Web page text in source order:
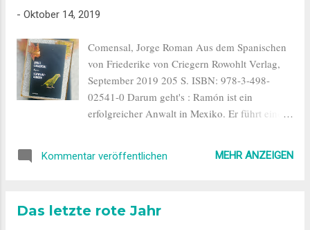
Lebensabend mit einer solchen Wucht trifft,
soll. Der besondere Umstand, dass die Frau
deutlich jünger ist als er, eine Tochter und
einen Mann hat, mit dem sie glücklich ist,
macht alles noch schwieriger. Allerdings wäre
es für Alexander auch nicht vorstellbar, wenn
Zusammenleben würde ihn erdrücken. Nur die
- Oktober 14, 2019
Comensal, Jorge Roman Aus dem Spanischen
von Friederike von Criegern Rowohlt Verlag,
September 2019 205 S. ISBN: 978-3-498-
02541-0 Darum geht's : Ramón ist ein
erfolgreicher Anwalt in Mexiko. Er führt eine
stechenden Schmerz in seiner Zunge spürt, die
Gänze. Ihm muss die Zunge entfernt werden
Kommentar veröffentlichen MEHR ANZEIGEN
Das letzte rote Jahr